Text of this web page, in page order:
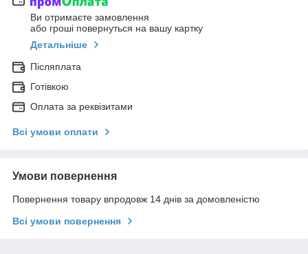
Ви отримаєте замовлення
або гроші повернуться на вашу картку
Детальніше
Післяплата
Готівкою
Оплата за реквізитами
Всі умови оплати
Умови повернення
Повернення товару впродовж 14 днів за домовленістю
Всі умови повернення